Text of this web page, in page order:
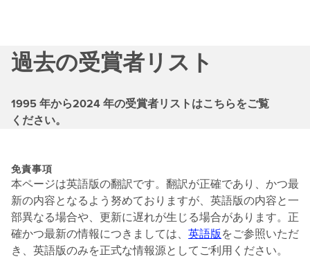
過去の受賞者リスト
1995 年から2024 年の受賞者リストはこちらをご覧
ください。
免責事項
本ページは英語版の翻訳です。翻訳が正確であり、かつ最
新の内容となるよう努めておりますが、英語版の内容と一
部異なる場合や、更新に遅れが生じる場合があります。正
確かつ最新の情報につきましては、 英語版をご参照いただ
き、英語版のみを正式な情報源としてご利用ください。